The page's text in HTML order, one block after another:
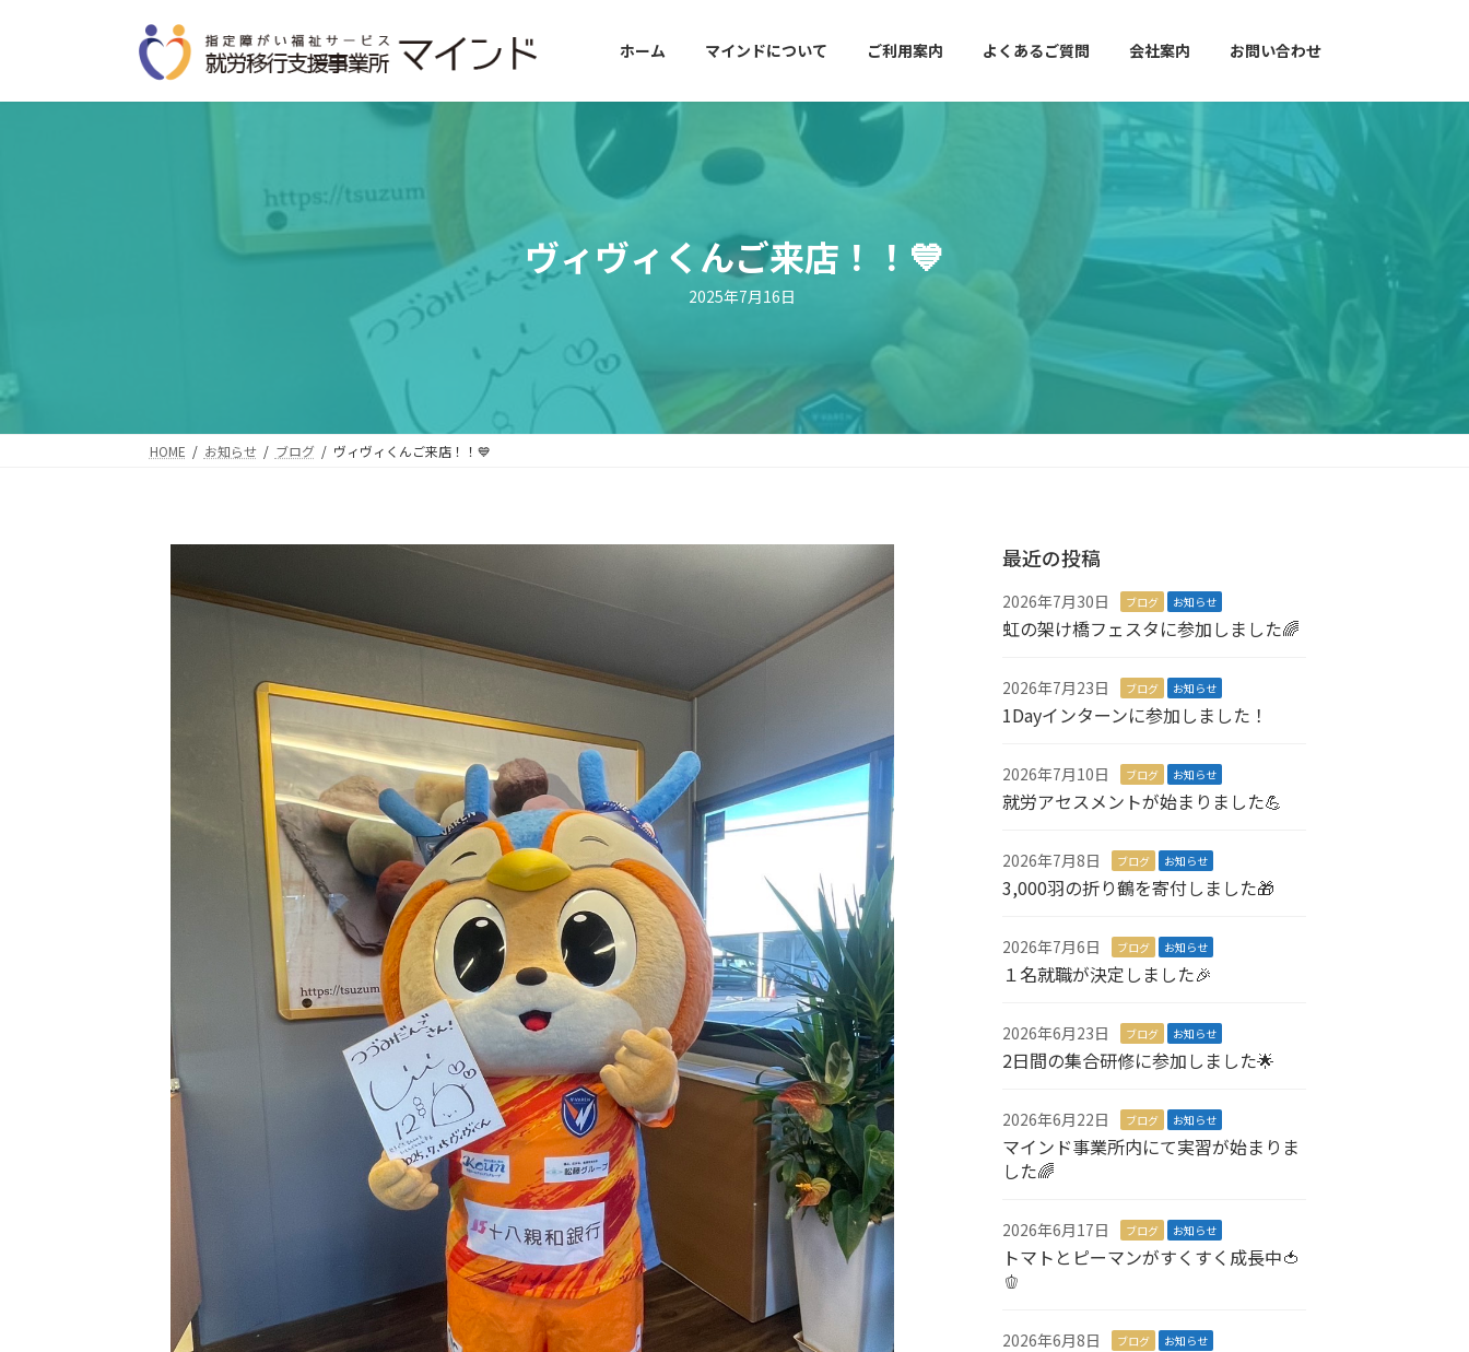
ホーム マインドについて ご利用案内 よくあるご質問 会社案内 お問い合わせ
ヴィヴィくんご来店！！💙
2025年7月16日
HOME お知らせ ブログ ヴィヴィくんご来店！！💙
最近の投稿
2026年7月30日 ブログ お知らせ
虹の架け橋フェスタに参加しました🌈
2026年7月23日 ブログ お知らせ
1Dayインターンに参加しました！
2026年7月10日 ブログ お知らせ
就労アセスメントが始まりました💪
2026年7月8日 ブログ お知らせ
3,000羽の折り鶴を寄付しました🎁
2026年7月6日 ブログ お知らせ
１名就職が決定しました🎉
2026年6月23日 ブログ お知らせ
2日間の集合研修に参加しました🌟
2026年6月22日 ブログ お知らせ
マインド事業所内にて実習が始まりま
した🌈
2026年6月17日 ブログ お知らせ
トマトとピーマンがすくすく成長中🍅
🫑
2026年6月8日 ブログ お知らせ